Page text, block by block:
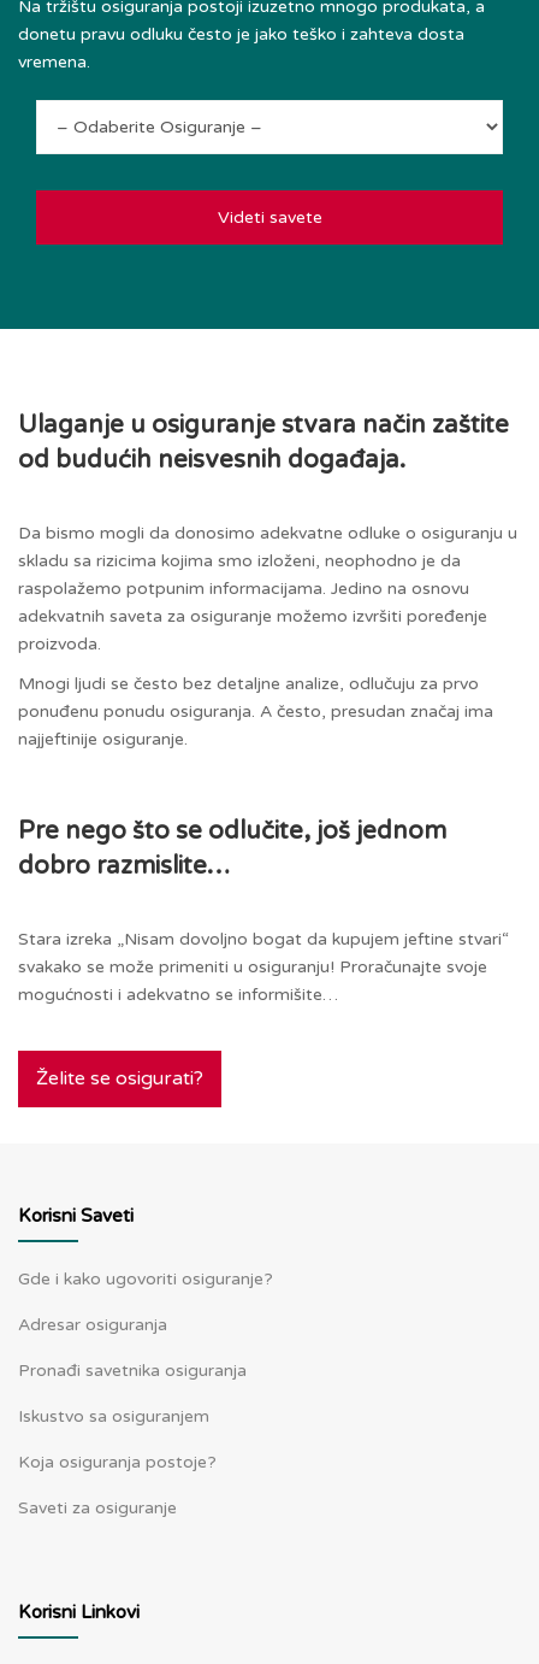
Na tržištu osiguranja postoji izuzetno mnogo produkata, a
donetu pravu odluku često je jako teško i zahteva dosta
vremena.
Videti savete
Ulaganje u osiguranje stvara način zaštite
od budućih neisvesnih događaja.
Da bismo mogli da donosimo adekvatne odluke o osiguranju u
skladu sa rizicima kojima smo izloženi, neophodno je da
raspolažemo potpunim informacijama. Jedino na osnovu
adekvatnih saveta za osiguranje možemo izvršiti poređenje
proizvoda.
Mnogi ljudi se često bez detaljne analize, odlučuju za prvo
ponuđenu ponudu osiguranja. A često, presudan značaj ima
najjeftinije osiguranje.
Pre nego što se odlučite, još jednom
dobro razmislite…
Stara izreka „Nisam dovoljno bogat da kupujem jeftine stvari“
svakako se može primeniti u osiguranju! Proračunajte svoje
mogućnosti i adekvatno se informišite…
Želite se osigurati?
Korisni Saveti
Gde i kako ugovoriti osiguranje?
Adresar osiguranja
Pronađi savetnika osiguranja
Iskustvo sa osiguranjem
Koja osiguranja postoje?
Saveti za osiguranje
Korisni Linkovi